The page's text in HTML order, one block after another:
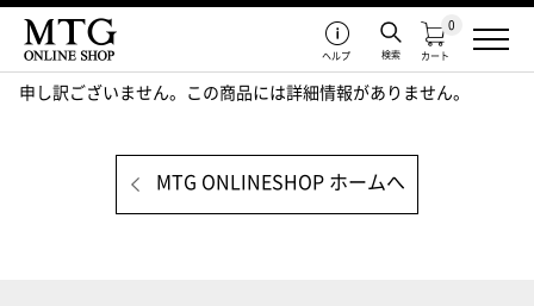
カート
0
検索
ヘルプ
申し訳ございません。この商品には詳細情報がありません。
MTG ONLINESHOP ホームへ